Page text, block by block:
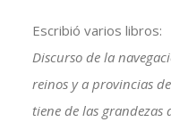
Escribió varios libros:
Discurso de la
reinos y a provincias
tiene de las grandezas